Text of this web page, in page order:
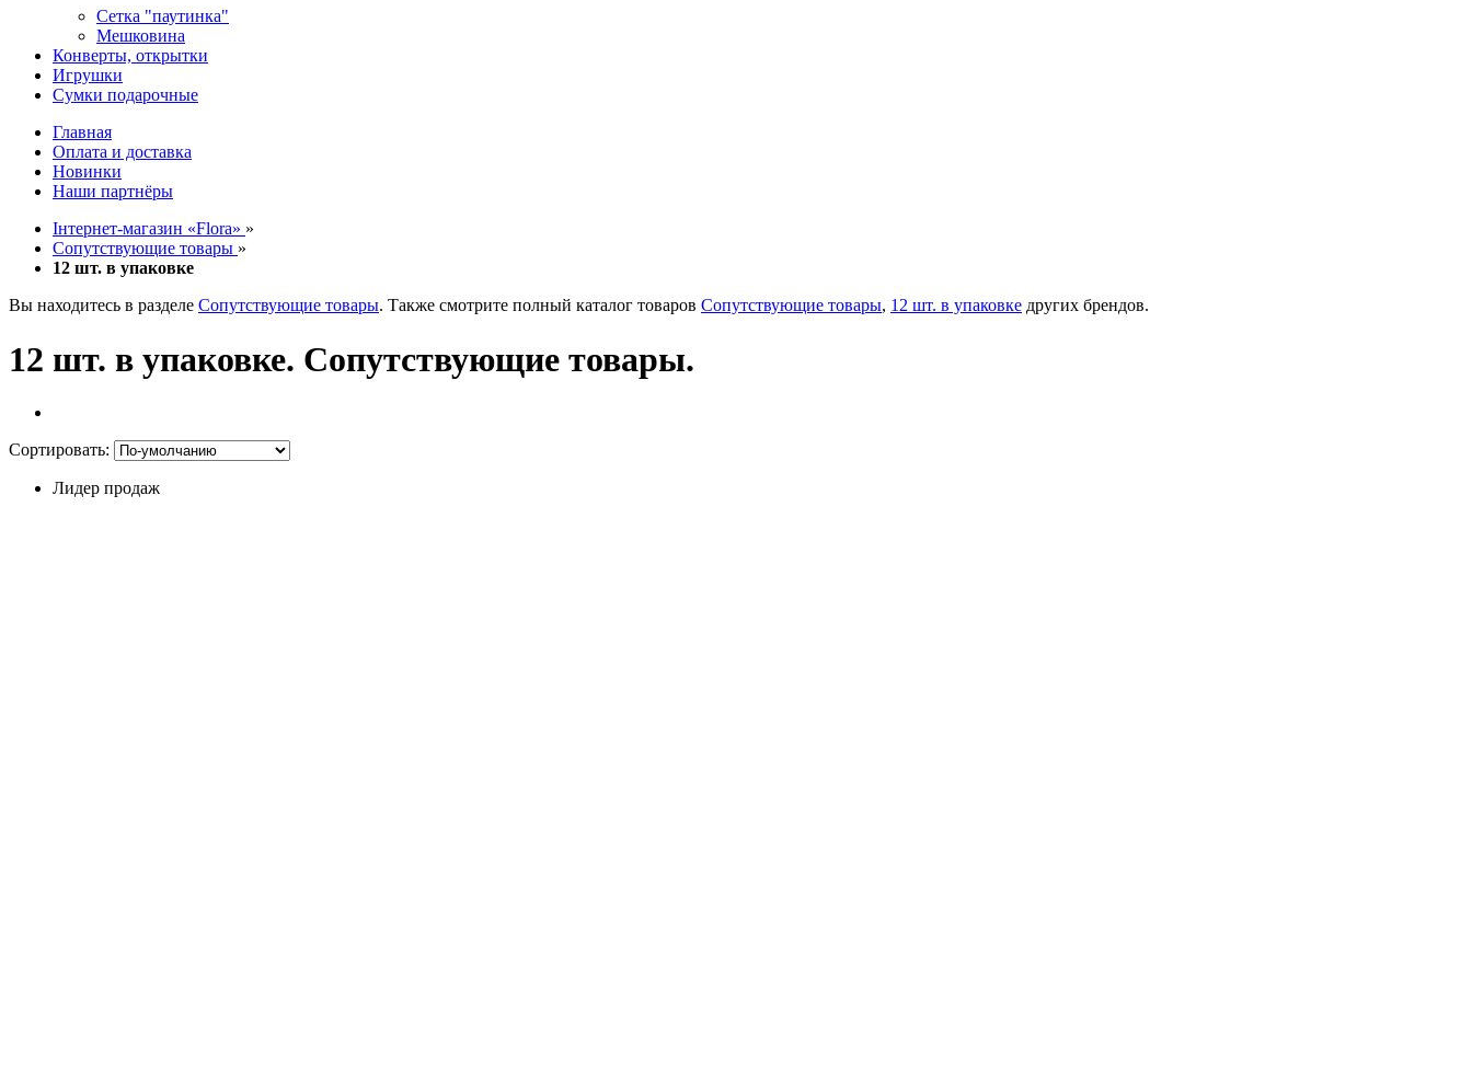
Сетка "паутинка"
Мешковина
Конверты, открытки
Игрушки
Сумки подарочные
Главная
Оплата и доставка
Новинки
Наши партнёры
Інтернет-магазин «Flora» »
Сопутствующие товары »
12 шт. в упаковке
Вы находитесь в разделе Сопутствующие товары. Также смотрите полный каталог товаров Сопутствующие товары, 12 шт. в упаковке других брендов.
12 шт. в упаковке. Сопутствующие товары.
Сортировать:
Лидер продаж